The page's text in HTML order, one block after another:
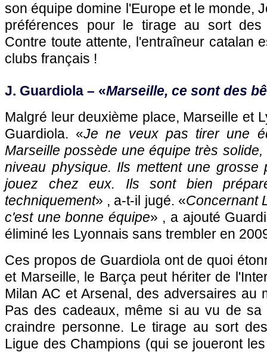
son équipe domine l'Europe et le monde,
préférences pour le tirage au sort des
Contre toute attente, l'entraîneur catalan
clubs français !
J. Guardiola – «Marseille, ce sont des
Malgré leur deuxième place, Marseille et
Guardiola. «Je ne veux pas tirer une
Marseille possède une équipe très
niveau physique. Ils mettent une grosse
jouez chez eux. Ils sont bien
techniquement» , a-t-il jugé. «Concernant
c'est une bonne équipe» , a ajouté
éliminé les Lyonnais sans trembler en
Ces propos de Guardiola ont de quoi
et Marseille, le Barça peut hériter de
Milan AC et Arsenal, des adversaires au
Pas des cadeaux, même si au vu de
craindre personne. Le tirage au sort
Ligue des Champions (qui se joueront